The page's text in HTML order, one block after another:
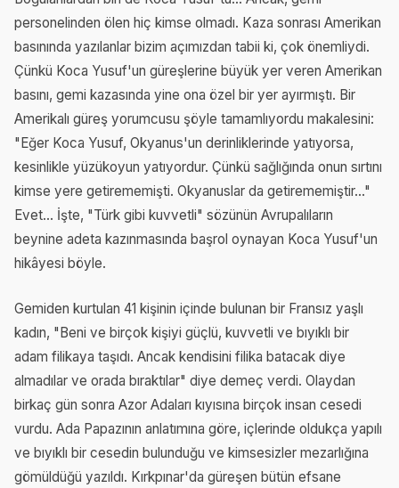
personelinden ölen hiç kimse olmadı. Kaza sonrası Amerikan
basınında yazılanlar bizim açımızdan tabii ki, çok önemliydi.
Çünkü Koca Yusuf'un güreşlerine büyük yer veren Amerikan
basını, gemi kazasında yine ona özel bir yer ayırmıştı. Bir
Amerikalı güreş yorumcusu şöyle tamamlıyordu makalesini:
"Eğer Koca Yusuf, Okyanus'un derinliklerinde yatıyorsa,
kesinlikle yüzükoyun yatıyordur. Çünkü sağlığında onun sırtını
kimse yere getirememişti. Okyanuslar da getirememiştir..."
Evet… İşte, "Türk gibi kuvvetli" sözünün Avrupalıların
beynine adeta kazınmasında başrol oynayan Koca Yusuf'un
hikâyesi böyle.
Gemiden kurtulan 41 kişinin içinde bulunan bir Fransız yaşlı
kadın, "Beni ve birçok kişiyi güçlü, kuvvetli ve bıyıklı bir
adam filikaya taşıdı. Ancak kendisini filika batacak diye
almadılar ve orada bıraktılar" diye demeç verdi. Olaydan
birkaç gün sonra Azor Adaları kıyısına birçok insan cesedi
vurdu. Ada Papazının anlatımına göre, içlerinde oldukça yapılı
ve bıyıklı bir cesedin bulunduğu ve kimsesizler mezarlığına
gömüldüğü yazıldı. Kırkpınar'da güreşen bütün efsane